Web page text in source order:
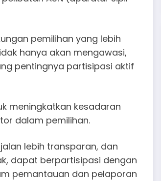
pemilihan yang lebih
hanya akan mengawasi,
pentingnya partisipasi aktif
meningkatkan kesadaran
dalam pemilihan.
lebih transparan, dan
dapat berpartisipasi dengan
pemantauan dan pelaporan